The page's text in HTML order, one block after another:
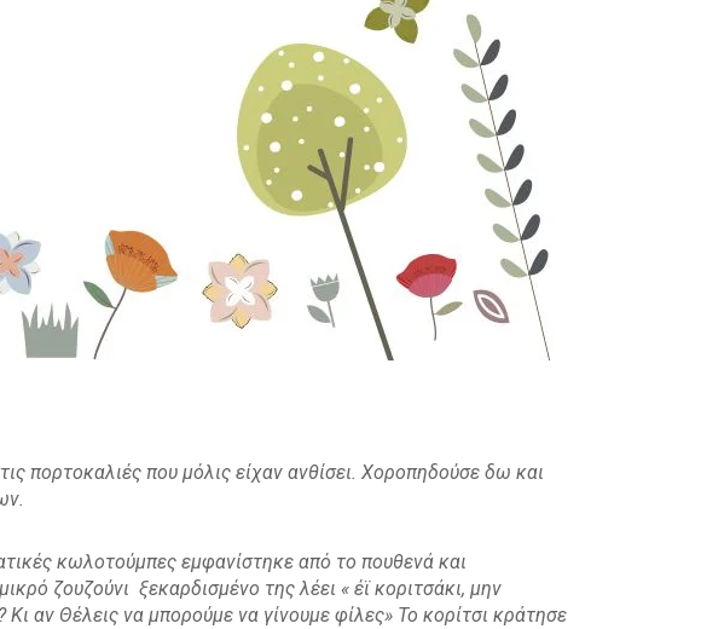
πορτοκαλιές που μόλις είχαν ανθίσει. Χοροπηδούσε δω και
κωλοτούμπες εμφανίστηκε από το πουθενά και
ζουζούνι ξεκαρδισμένο της λέει « έϊ κοριτσάκι, μην
αν Θέλεις να μπορούμε να γίνουμε φίλες» Το κορίτσι κράτησε